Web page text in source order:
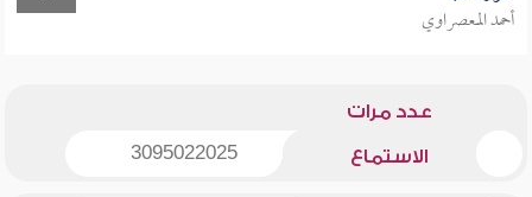
أحمد المعصراوي
عدد مرات
الاستماع 3095022025